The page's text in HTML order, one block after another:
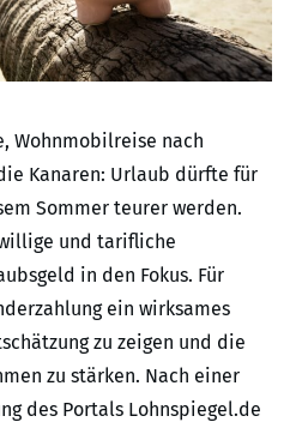
Wohnmobilreise nach
Kanaren: Urlaub dürfte für
Sommer teurer werden.
und tarifliche
in den Fokus. Für
ein wirksames
zu zeigen und die
zu stärken. Nach einer
des Portals Lohnspiegel.de